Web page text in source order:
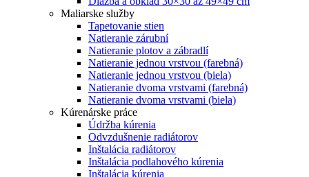
Maliarske služby
Tapetovanie stien
Natieranie zárubní
Natieranie plotov a zábradlí
Natieranie jednou vrstvou (farebná)
Natieranie jednou vrstvou (biela)
Natieranie dvoma vrstvami (farebná)
Natieranie dvoma vrstvami (biela)
Kúrenárske práce
Údržba kúrenia
Odvzdušnenie radiátorov
Inštalácia radiátorov
Inštalácia podlahového kúrenia
Inštalácia kúrenia